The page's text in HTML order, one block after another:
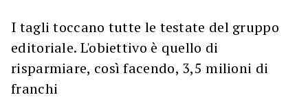
I tagli toccano tutte le testate del gruppo
editoriale. L'obiettivo è quello di
risparmiare, così facendo, 3,5 milioni di
franchi